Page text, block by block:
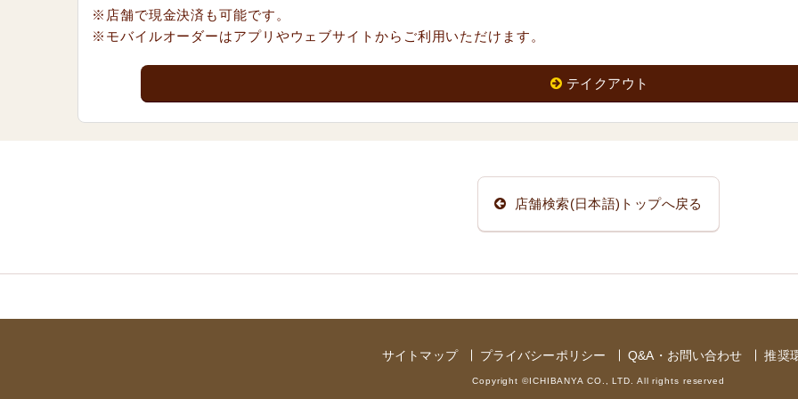
※店舗で現金決済も可能です。
※モバイルオーダーはアプリやウェブサイトからご利用いただけます。
テイクアウト
店舗検索(日本語)トップへ戻る
サイトマップ プライバシーポリシー Q&A・お問い合わせ 推奨
Copyright ©ICHIBANYA CO., LTD. All rights reserved